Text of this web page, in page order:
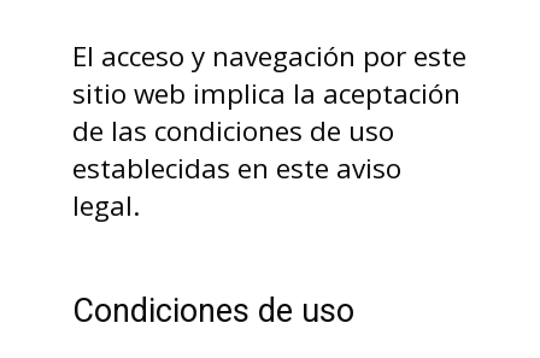
El acceso y navegación por este
sitio web implica la aceptación
de las condiciones de uso
establecidas en este aviso
legal.
Condiciones de uso